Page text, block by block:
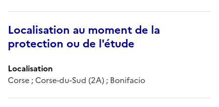
Localisation au moment de la
protection ou de l'étude
Localisation
Corse ; Corse-du-Sud (2A) ; Bonifacio